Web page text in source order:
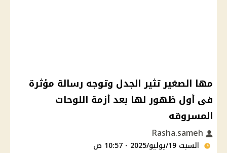
مها الصغير تثير الجدل وتوجه رسالة مؤثرة
فى أول ظهور لها بعد أزمة اللوحات
المسروقه
السبت 19/يوليو/2025 - 10:57 ص